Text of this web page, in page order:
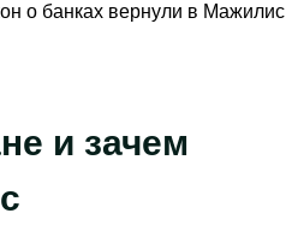
о банках вернули в Мажилис
и зачем